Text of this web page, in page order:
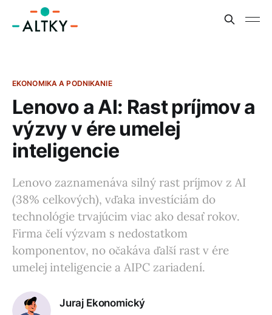
EKONOMIKA A PODNIKANIE
Lenovo a AI: Rast príjmov a
výzvy v ére umelej
inteligencie
Lenovo zaznamenáva silný rast príjmov z AI
(38% celkových), vďaka investíciám do
technológie trvajúcim viac ako desať rokov.
Firma čelí výzvam s nedostatkom
komponentov, no očakáva ďalší rast v ére
umelej inteligencie a AIPC zariadení.
Juraj Ekonomický